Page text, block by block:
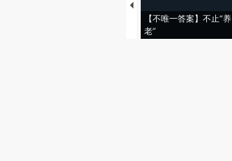
【不唯一答案】不止“养
老”